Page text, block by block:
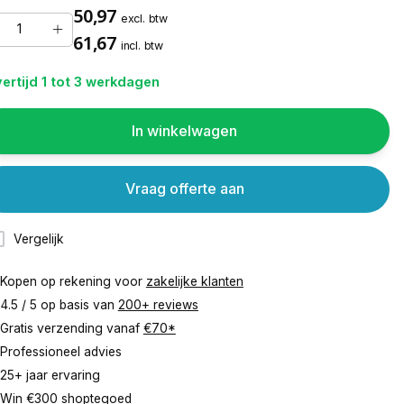
50,97 excl. btw
61,67 incl. btw
1 tot 3 werkdagen
In winkelwagen
Vergelijk
Vraag offerte aan
Kopen op rekening voor zakelijke klanten
4.5 / 5 op basis van 200+ reviews
Gratis verzending vanaf €70*
Professioneel advies
25+ jaar ervaring
Win €300 shoptegoed